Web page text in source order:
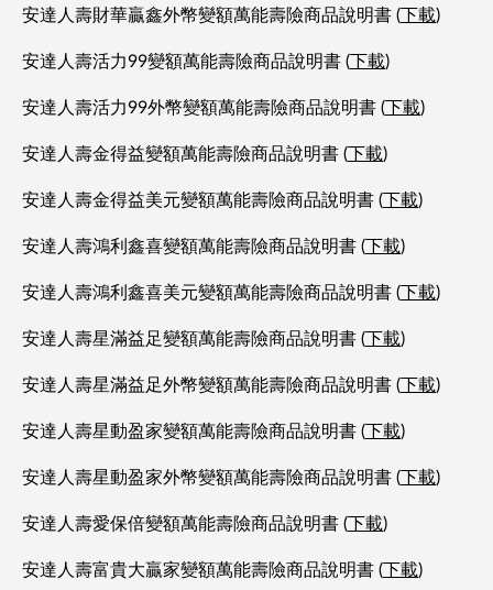
安達人壽財華贏鑫外幣變額萬能壽險商品說明書 ( 下載)
安達人壽活力99變額萬能壽險商品說明書 ( 下載)
安達人壽活力99外幣變額萬能壽險商品說明書 ( 下載)
安達人壽金得益變額萬能壽險商品說明書 ( 下載)
安達人壽金得益美元變額萬能壽險商品說明書 ( 下載)
安達人壽鴻利鑫喜變額萬能壽險商品說明書 ( 下載)
安達人壽鴻利鑫喜美元變額萬能壽險商品說明書 ( 下載)
安達人壽星滿益足變額萬能壽險商品說明書 ( 下載)
安達人壽星滿益足外幣變額萬能壽險商品說明書 ( 下載)
安達人壽星動盈家變額萬能壽險商品說明書 ( 下載)
安達人壽星動盈家外幣變額萬能壽險商品說明書 ( 下載)
安達人壽愛保倍變額萬能壽險商品說明書 ( 下載)
安達人壽富貴大贏家變額萬能壽險商品說明書 ( 下載)